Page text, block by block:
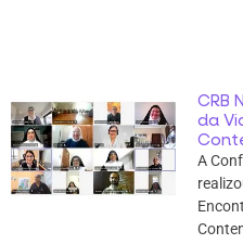
CRB
da
A